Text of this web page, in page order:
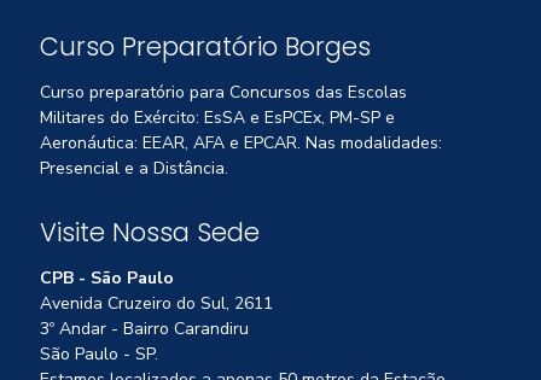
Curso Preparatório Borges
Curso preparatório para Concursos das Escolas
Militares do Exército: EsSA e EsPCEx, PM-SP e
Aeronáutica: EEAR, AFA e EPCAR. Nas modalidades:
Presencial e a Distância.
Visite Nossa Sede
CPB - São Paulo
Avenida Cruzeiro do Sul, 2611
3º Andar - Bairro Carandiru
São Paulo - SP.